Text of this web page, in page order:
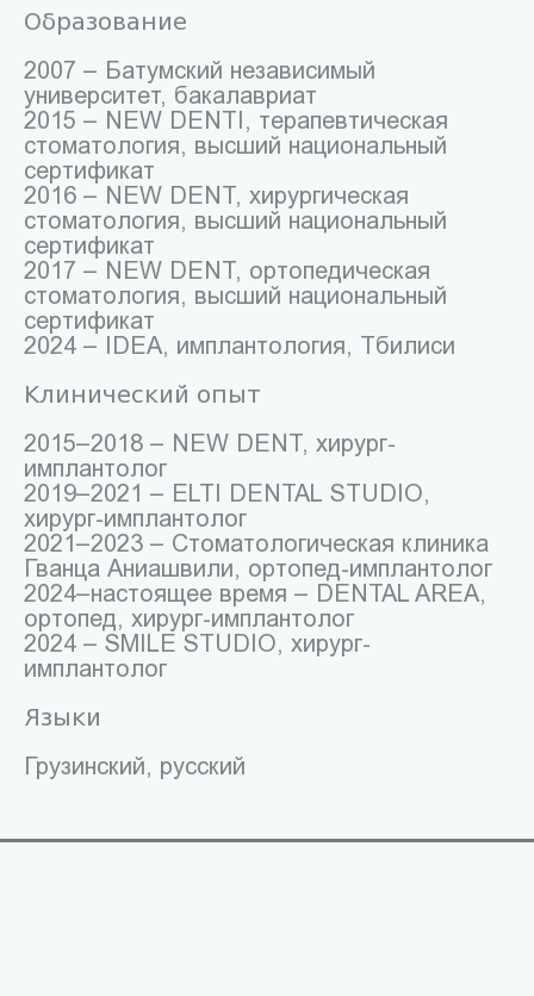
Образование
2007 – Батумский независимый
университет, бакалавриат
2015 – NEW DENTI, терапевтическая
стоматология, высший национальный
сертификат
2016 – NEW DENT, хирургическая
стоматология, высший национальный
сертификат
2017 – NEW DENT, ортопедическая
стоматология, высший национальный
сертификат
2024 – IDEA, имплантология, Тбилиси
Клинический опыт
2015–2018 – NEW DENT, хирург-
имплантолог
2019–2021 – ELTI DENTAL STUDIO,
хирург-имплантолог
2021–2023 – Стоматологическая клиника
Гванца Аниашвили, ортопед-имплантолог
2024–настоящее время – DENTAL AREA,
ортопед, хирург-имплантолог
2024 – SMILE STUDIO, хирург-
имплантолог
Языки
Грузинский, русский